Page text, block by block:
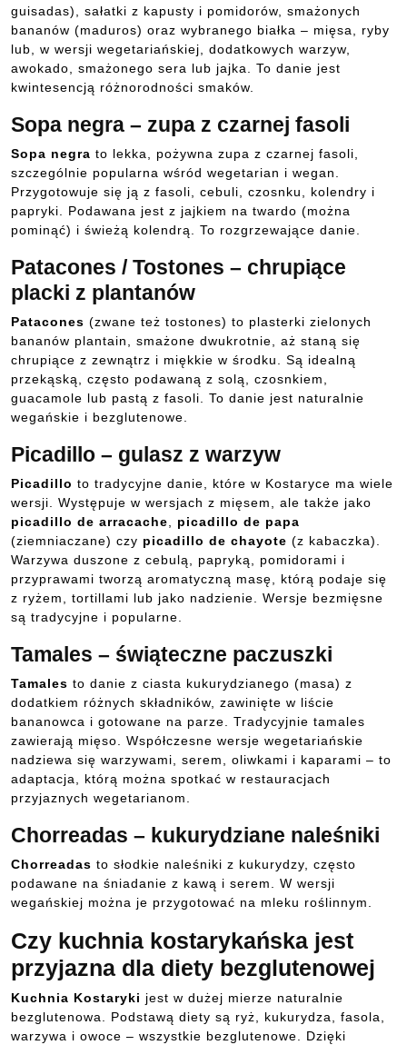
guisadas), sałatki z kapusty i pomidorów, smażonych
bananów (maduros) oraz wybranego białka – mięsa, ryby
lub, w wersji wegetariańskiej, dodatkowych warzyw,
awokado, smażonego sera lub jajka. To danie jest
kwintesencją różnorodności smaków.
Sopa negra – zupa z czarnej fasoli
Sopa negra to lekka, pożywna zupa z czarnej fasoli,
szczególnie popularna wśród wegetarian i wegan.
Przygotowuje się ją z fasoli, cebuli, czosnku, kolendry i
papryki. Podawana jest z jajkiem na twardo (można
pominąć) i świeżą kolendrą. To rozgrzewające danie.
Patacones / Tostones – chrupiące
placki z plantanów
Patacones (zwane też tostones) to plasterki zielonych
bananów plantain, smażone dwukrotnie, aż staną się
chrupiące z zewnątrz i miękkie w środku. Są idealną
przekąską, często podawaną z solą, czosnkiem,
guacamole lub pastą z fasoli. To danie jest naturalnie
wegańskie i bezglutenowe.
Picadillo – gulasz z warzyw
Picadillo to tradycyjne danie, które w Kostaryce ma wiele
wersji. Występuje w wersjach z mięsem, ale także jako
picadillo de arracache, picadillo de papa
(ziemniaczane) czy picadillo de chayote (z kabaczka).
Warzywa duszone z cebulą, papryką, pomidorami i
przyprawami tworzą aromatyczną masę, którą podaje się
z ryżem, tortillami lub jako nadzienie. Wersje bezmięsne
są tradycyjne i popularne.
Tamales – świąteczne paczuszki
Tamales to danie z ciasta kukurydzianego (masa) z
dodatkiem różnych składników, zawinięte w liście
bananowca i gotowane na parze. Tradycyjnie tamales
zawierają mięso. Współczesne wersje wegetariańskie
nadziewa się warzywami, serem, oliwkami i kaparami – to
adaptacja, którą można spotkać w restauracjach
przyjaznych wegetarianom.
Chorreadas – kukurydziane naleśniki
Chorreadas to słodkie naleśniki z kukurydzy, często
podawane na śniadanie z kawą i serem. W wersji
wegańskiej można je przygotować na mleku roślinnym.
Czy kuchnia kostarykańska jest
przyjazna dla diety bezglutenowej
Kuchnia Kostaryki jest w dużej mierze naturalnie
bezglutenowa. Podstawą diety są ryż, kukurydza, fasola,
warzywa i owoce – wszystkie bezglutenowe. Dzięki